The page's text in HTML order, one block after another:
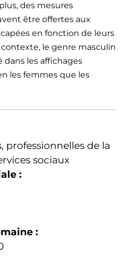
des mesures
être offertes aux
en fonction de leurs
contexte, le genre masculin
les affichages
les femmes que les
professionnelles de la
sociaux
:
: